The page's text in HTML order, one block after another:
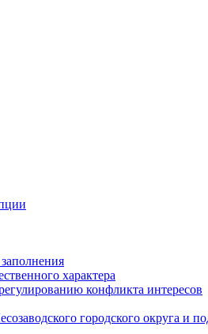
характера
конфликта интересов
городского округа и